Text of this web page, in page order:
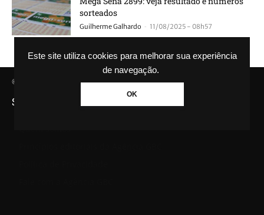
Este site utiliza cookies para melhorar sua experiência
de navegação.
OK
sorteados
Guilherme Galhardo - 11/08/2025 - 08h57
© Agência GBC. Aqui tem notícia. Todos os direitos reservados.
SAIBA MAIS SOBRE A AGÊNCIA GBC